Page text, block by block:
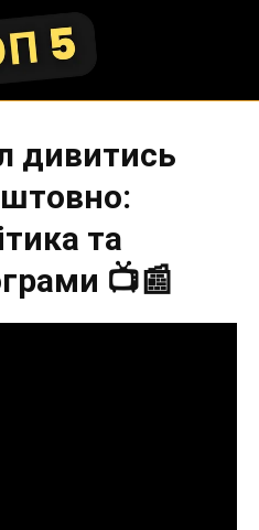
дивитись
та
📺📰